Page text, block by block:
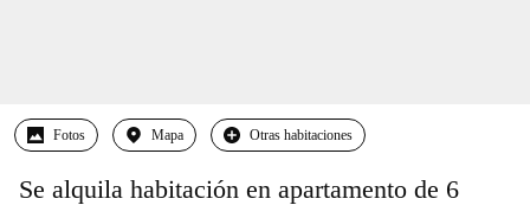
Fotos Mapa Otras habitaciones
Se alquila habitación en apartamento de 6